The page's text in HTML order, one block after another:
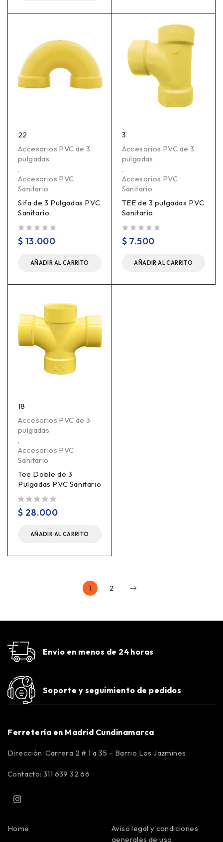
22
Accesorios PVC de 3
pulgadas
,
Accesorios PVC
Sanitario
Sifa de 3 Pulgadas PVC
Sanitario
$ 13.000
AÑADIR AL CARRITO
3
Accesorios PVC de 3
pulgadas
,
Accesorios PVC
Sanitario
TEE de 3 pulgadas PVC
Sanitario
$7.500
AÑADIR AL CARRITO
18
Accesorios PVC de 3
pulgadas
Accesorios PVC
Sanitario
Tee Doble de 3
Pulgadas PVC Sanitario
$ 28.000
AÑADIR AL CARRITO
1 2
Envio en menos de 24 horas
Soporte y seguimiento de pedidos
Ferretería en Madrid Cundinamarca
Dirección: Carrera 2 # 1 a 35 – Barrio Los Jazmines
Contacto: 311 639 32 66
Home
Aviso legal y condiciones
generales de uso